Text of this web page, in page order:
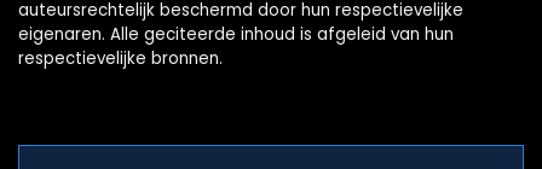
auteursrechtelijk beschermd door hun respectievelijke
eigenaren. Alle geciteerde inhoud is afgeleid van hun
respectievelijke bronnen.